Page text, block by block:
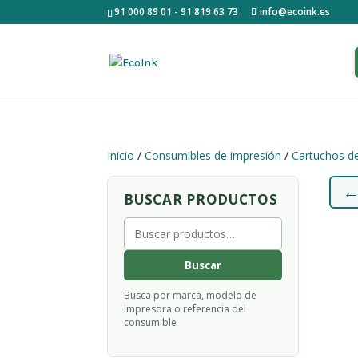
91 000 89 01 - 91 819 63 73 info@ecoink.es
Inicio /Consumibles de impresión /Cartuchos
BUSCAR PRODUCTOS
Buscar
por:
Buscar
Busca por marca, modelo de
impresora o referencia del
consumible